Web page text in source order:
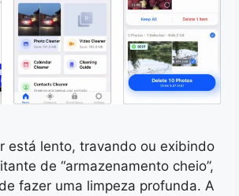
está lento, travando ou exibindo
de “armazenamento cheio”,
fazer uma limpeza profunda. A